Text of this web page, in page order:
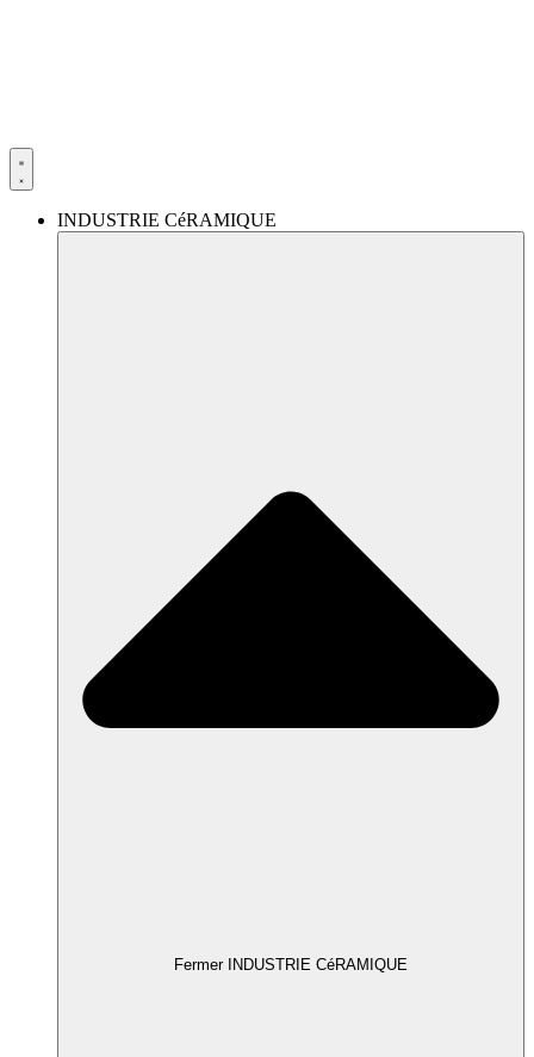
INDUSTRIE CéRAMIQUE
Fermer INDUSTRIE CéRAMIQUE